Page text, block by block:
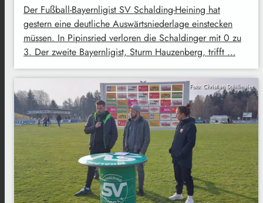
Der Fußball-Bayernligist SV Schalding-Heining hat
gestern eine deutliche Auswärtsniederlage einstecken
müssen. In Pipinsried verloren die Schaldinger mit 0 zu
3. Der zweite Bayernligist, Sturm Hauzenberg, trifft …
Foto: Christian Schillmaier